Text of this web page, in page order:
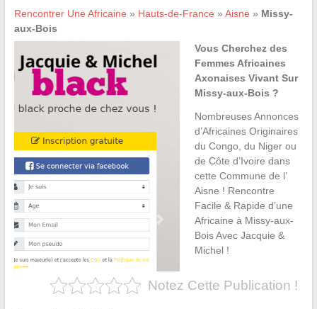
Rencontrer Une Africaine » Hauts-de-France » Aisne » Missy-
aux-Bois
Vous Cherchez des
Femmes Africaines
Axonaises Vivant Sur
Missy-aux-Bois ?
Nombreuses Annonces
d’Africaines Originaires
du Congo, du Niger ou
de Côte d’Ivoire dans
cette Commune de l’
Aisne ! Rencontre
Facile & Rapide d’une
Africaine à Missy-aux-
Bois Avec Jacquie &
Michel !
Notez Cette Publication !